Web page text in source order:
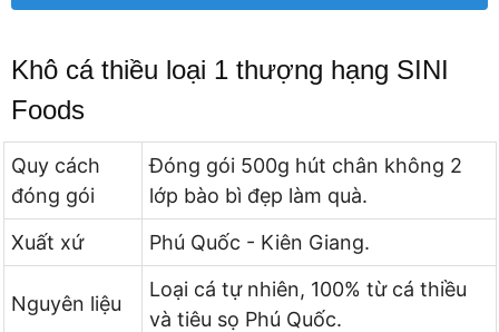
Khô cá thiều loại 1 thượng hạng SINI
Foods
Quy cách
đóng gói
Đóng gói 500g hút chân không 2
lớp bào bì đẹp làm quà.
Xuất xứ
Phú Quốc - Kiên Giang.
Nguyên liệu
Loại cá tự nhiên, 100% từ cá thiều
và tiêu sọ Phú Quốc.